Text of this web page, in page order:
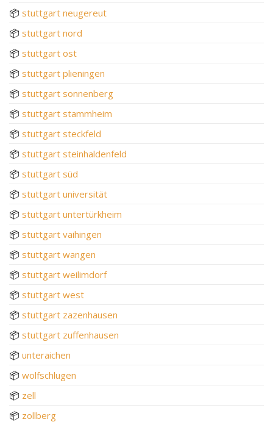
📦 stuttgart neugereut
📦 stuttgart nord
📦 stuttgart ost
📦 stuttgart plieningen
📦 stuttgart sonnenberg
📦 stuttgart stammheim
📦 stuttgart steckfeld
📦 stuttgart steinhaldenfeld
📦 stuttgart süd
📦 stuttgart universität
📦 stuttgart untertürkheim
📦 stuttgart vaihingen
📦 stuttgart wangen
📦 stuttgart weilimdorf
📦 stuttgart west
📦 stuttgart zazenhausen
📦 stuttgart zuffenhausen
📦 unteraichen
📦 wolfschlugen
📦 zell
📦 zollberg